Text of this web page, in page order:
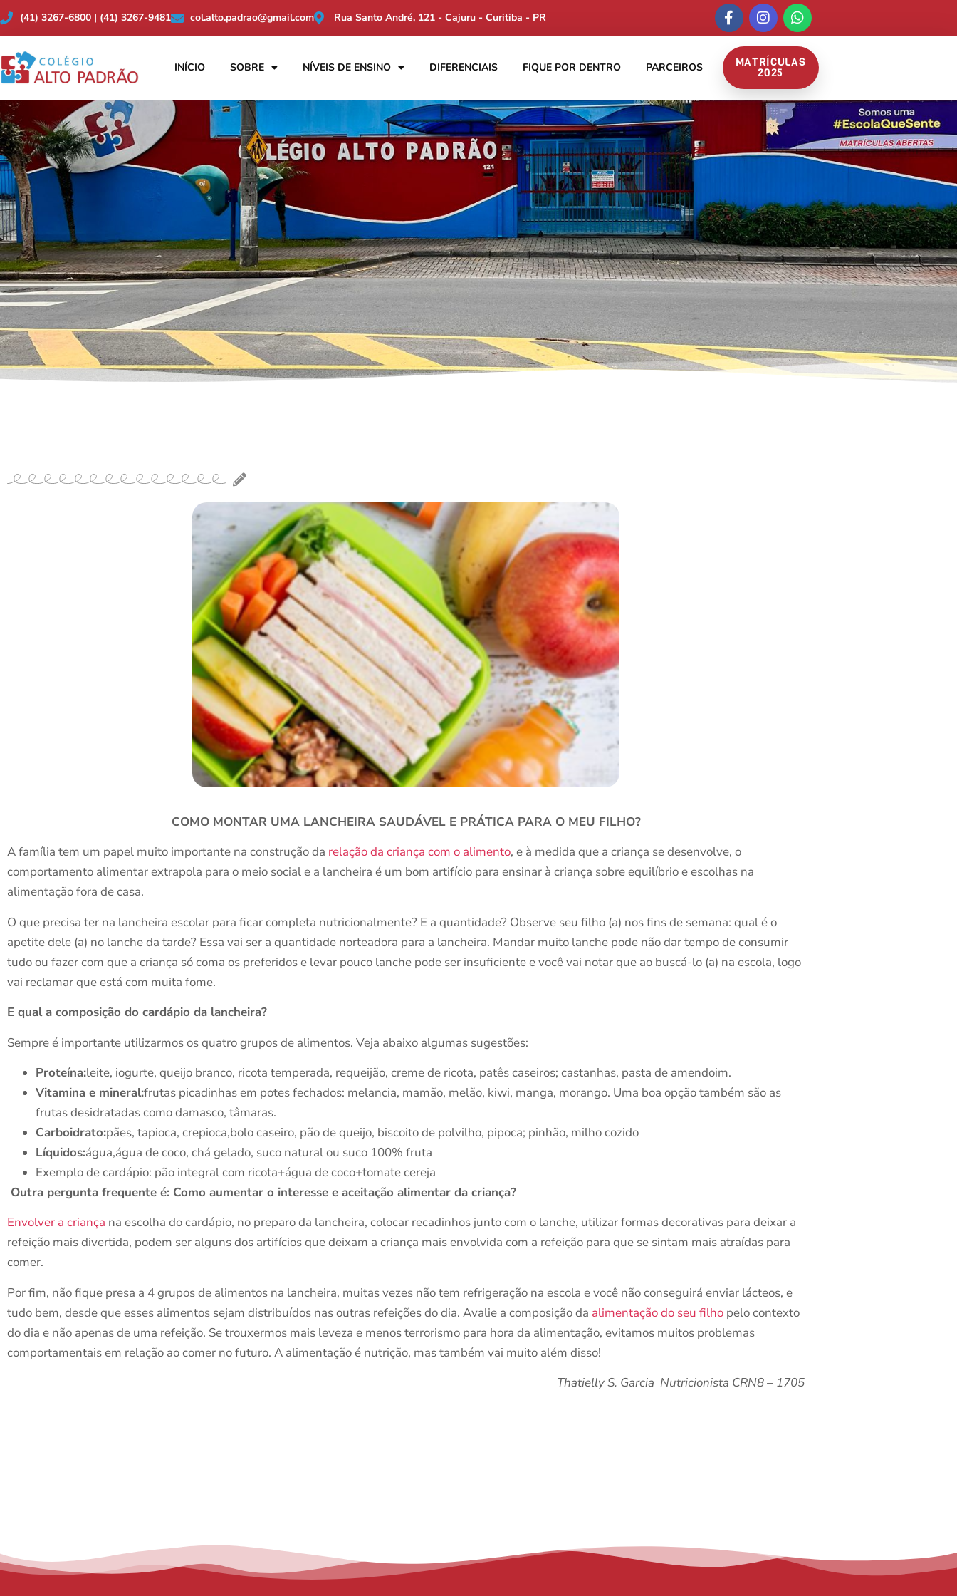
(41) 3267-6800 | (41) 3267-9481 col.alto.padrao@gmail.com Rua Santo André, 121 - Cajuru - Curitiba - PR
INÍCIO SOBRE NÍVEIS DE ENSINO DIFERENCIAIS FIQUE POR DENTRO PARCEIROS MATRÍCULAS
2025
COMO MONTAR UMA LANCHEIRA SAUDÁVEL E PRÁTICA PARA O MEU FILHO?
A família tem um papel muito importante na construção da relação da criança com o alimento, e à medida que a criança se desenvolve, o
comportamento alimentar extrapola para o meio social e a lancheira é um bom artifício para ensinar à criança sobre equilíbrio e escolhas na
alimentação fora de casa.
O que precisa ter na lancheira escolar para ficar completa nutricionalmente? E a quantidade? Observe seu filho (a) nos fins de semana: qual é o
apetite dele (a) no lanche da tarde? Essa vai ser a quantidade norteadora para a lancheira. Mandar muito lanche pode não dar tempo de consumir
tudo ou fazer com que a criança só coma os preferidos e levar pouco lanche pode ser insuficiente e você vai notar que ao buscá-lo (a) na escola, logo
vai reclamar que está com muita fome.
E qual a composição do cardápio da lancheira?
Sempre é importante utilizarmos os quatro grupos de alimentos. Veja abaixo algumas sugestões:
Proteína:leite, iogurte, queijo branco, ricota temperada, requeijão, creme de ricota, patês caseiros; castanhas, pasta de amendoim.
Vitamina e mineral:frutas picadinhas em potes fechados: melancia, mamão, melão, kiwi, manga, morango. Uma boa opção também são as
frutas desidratadas como damasco, tâmaras.
Carboidrato:pães, tapioca, crepioca,bolo caseiro, pão de queijo, biscoito de polvilho, pipoca; pinhão, milho cozido
Líquidos:água,água de coco, chá gelado, suco natural ou suco 100% fruta
Exemplo de cardápio: pão integral com ricota+água de coco+tomate cereja
Outra pergunta frequente é: Como aumentar o interesse e aceitação alimentar da criança?
Envolver a criança na escolha do cardápio, no preparo da lancheira, colocar recadinhos junto com o lanche, utilizar formas decorativas para deixar a
refeição mais divertida, podem ser alguns dos artifícios que deixam a criança mais envolvida com a refeição para que se sintam mais atraídas para
comer.
Por fim, não fique presa a 4 grupos de alimentos na lancheira, muitas vezes não tem refrigeração na escola e você não conseguirá enviar lácteos, e
tudo bem, desde que esses alimentos sejam distribuídos nas outras refeições do dia. Avalie a composição da alimentação do seu filho pelo contexto
do dia e não apenas de uma refeição. Se trouxermos mais leveza e menos terrorismo para hora da alimentação, evitamos muitos problemas
comportamentais em relação ao comer no futuro. A alimentação é nutrição, mas também vai muito além disso!
Thatielly S. Garcia Nutricionista CRN8 – 1705